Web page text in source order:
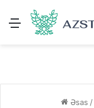
Menu
Əsas /